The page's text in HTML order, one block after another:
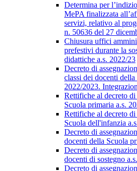
Determina per
MePA finalizzata
servizi, relativo al
n. 50636 del 27
Chiusura uffici
prefestivi durante la
didattiche a.s. 2022/23
Decreto di
classi dei docenti
2022/2023.
Rettifiche al decreto
Scuola primaria a.s.
Rettifiche al decreto
Scuola dell'infanzia
Decreto di
docenti della Scuola
Decreto di
docenti di sostegno
Decreto di